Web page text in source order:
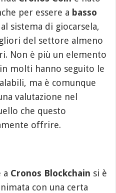
per essere a basso
sistema di giocarsela,
del settore almeno
Non è più un elemento
molti hanno seguito le
ma è comunque
valutazione nel
che questo
offrire.
a Cronos Blockchain si è
con una certa